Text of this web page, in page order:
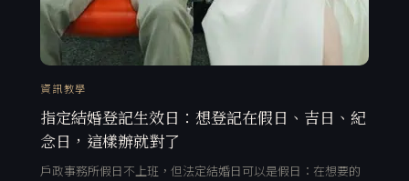
資訊教學
指定結婚登記生效日：想登記在假日、吉日、紀
念日，這樣辦就對了
戶政事務所假日不上班，但法定結婚日可以是假日：在想要的